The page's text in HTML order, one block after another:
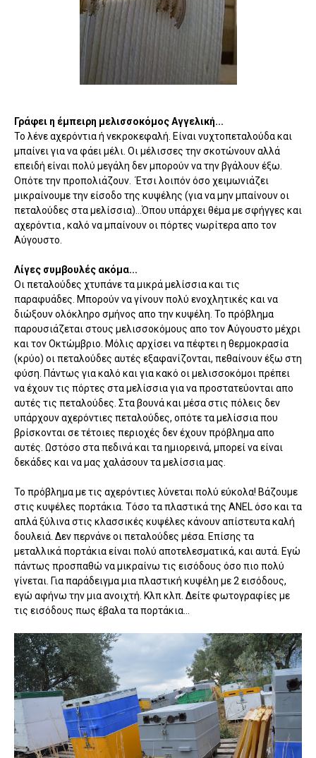
Γράφει η έμπειρη μελισσοκόμος Αγγελική...
Το λένε αχερόντια ή νεκροκεφαλή. Είναι νυχτοπεταλούδα και
μπαίνει για να φάει μέλι. Οι μέλισσες την σκοτώνουν αλλά
επειδή είναι πολύ μεγάλη δεν μπορούν να την βγάλουν έξω.
Οπότε την προπολιάζουν. Έτσι λοιπόν όσο χειμωνιάζει
μικραίνουμε την είσοδο της κυψέλης (για να μην μπαίνουν οι
πεταλούδες στα μελίσσια)...Όπου υπάρχει θέμα με σφήγγες και
αχερόντια , καλό να μπαίνουν οι πόρτες νωρίτερα απο τον
Αύγουστο.
Λίγες συμβουλές ακόμα...
Οι πεταλούδες χτυπάνε τα μικρά μελίσσια και τις
παραφυάδες. Μπορούν να γίνουν πολύ ενοχλητικές και να
διώξουν ολόκληρο σμήνος απο την κυψέλη. Το πρόβλημα
παρουσιάζεται στους μελισσοκόμους απο τον Αύγουστο μέχρι
και τον Οκτώμβριο. Μόλις αρχίσει να πέφτει η θερμοκρασία
(κρύο) οι πεταλούδες αυτές εξαφανίζονται, πεθαίνουν έξω στη
φύση. Πάντως για καλό και για κακό οι μελισσοκόμοι πρέπει
να έχουν τις πόρτες στα μελίσσια για να προστατεύονται απο
αυτές τις πεταλούδες. Στα βουνά και μέσα στις πόλεις δεν
υπάρχουν αχερόντιες πεταλούδες, οπότε τα μελίσσια που
βρίσκονται σε τέτοιες περιοχές δεν έχουν πρόβλημα απο
αυτές. Ωστόσο στα πεδινά και τα ημιορεινά, μπορεί να είναι
δεκάδες και να μας χαλάσουν τα μελίσσια μας.
Το πρόβλημα με τις αχερόντιες λύνεται πολύ εύκολα! Βάζουμε
στις κυψέλες πορτάκια. Τόσο τα πλαστικά της ANEL όσο και τα
απλά ξύλινα στις κλασσικές κυψέλες κάνουν απίστευτα καλή
δουλειά. Δεν περνάνε οι πεταλούδες μέσα. Επίσης τα
μεταλλικά πορτάκια είναι πολύ αποτελεσματικά, και αυτά. Εγώ
πάντως προσπαθώ να μικραίνω τις εισόδους όσο πιο πολύ
γίνεται. Για παράδειγμα μια πλαστική κυψέλη με 2 εισόδους,
εγώ αφήνω την μια ανοιχτή. Κλπ κλπ. Δείτε φωτογραφίες με
τις εισόδους πως έβαλα τα πορτάκια...